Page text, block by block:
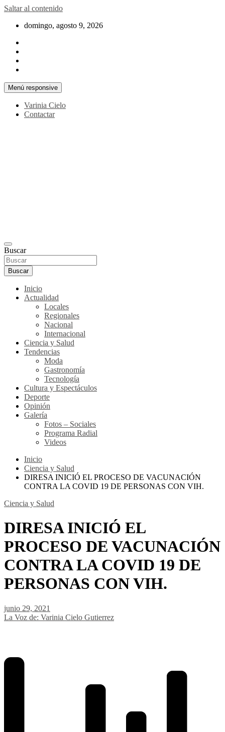
Saltar al contenido
domingo, agosto 9, 2026
Menú responsive
Varinia Cielo
Contactar
Buscar
Buscar
Inicio
Actualidad
Locales
Regionales
Nacional
Internacional
Ciencia y Salud
Tendencias
Moda
Gastronomía
Tecnología
Cultura y Espectáculos
Deporte
Opinión
Galería
Fotos – Sociales
Programa Radial
Videos
Inicio
Ciencia y Salud
DIRESA INICIÓ EL PROCESO DE VACUNACIÓN
CONTRA LA COVID 19 DE PERSONAS CON VIH.
Ciencia y Salud
DIRESA INICIÓ EL
PROCESO DE VACUNACIÓN
CONTRA LA COVID 19 DE
PERSONAS CON VIH.
junio 29, 2021
La Voz de: Varinia Cielo Gutierrez